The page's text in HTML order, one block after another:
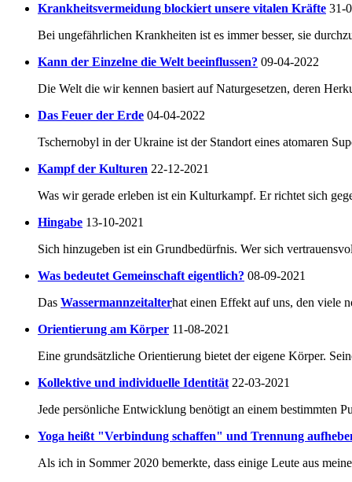
Krankheitsvermeidung blockiert unsere vitalen Kräfte 31-
Bei ungefährlichen Krankheiten ist es immer besser, sie
Kann der Einzelne die Welt beeinflussen? 09-04-2022
Die Welt die wir kennen basiert auf Naturgesetzen, deren
Das Feuer der Erde 04-04-2022
Tschernobyl in der Ukraine ist der Standort eines atomaren
Kampf der Kulturen 22-12-2021
Was wir gerade erleben ist ein Kulturkampf. Er richtet sich
Hingabe 13-10-2021
Sich hinzugeben ist ein Grundbedürfnis. Wer sich
Was bedeutet Gemeinschaft eigentlich? 08-09-2021
Das Wassermannzeitalterhat einen Effekt auf uns, den viele
Orientierung am Körper 11-08-2021
Eine grundsätzliche Orientierung bietet der eigene Körper.
Kollektive und individuelle Identität 22-03-2021
Jede persönliche Entwicklung benötigt an einem bestimmten
Yoga heißt "Verbindung schaffen" und Trennung
Als ich in Sommer 2020 bemerkte, dass einige Leute aus